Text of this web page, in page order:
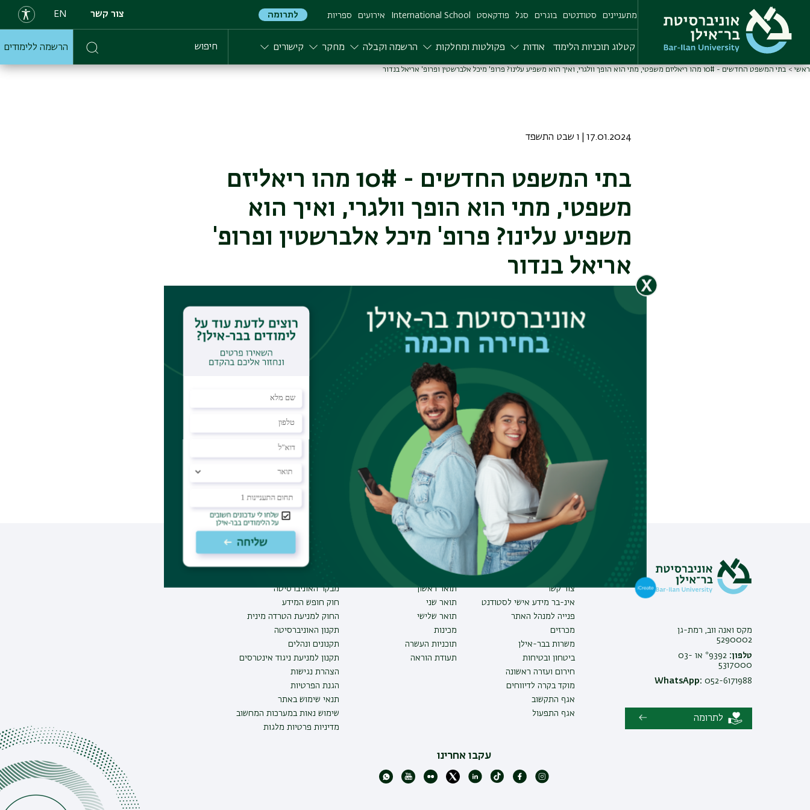
main
content
מתעניינים סטודנטים בוגרים סגל פודקאסט International School אירועים ספריות לתרומה צור קשר EN
קטלוג תוכניות הלימוד אודות פקולטות ומחלקות הרשמה וקבלה מחקר קישורים חיפוש הרשמה ללימודים
ראשי בתי המשפט החדשים - 10# מהו ריאליזם משפטי, מתי הוא הופך וולגרי, ואיך הוא משפיע עלינו? פרופ' מיכל אלברשטין ופרופ' אריאל בנדור
17.01.2024 | ו שבט התשפד
בתי המשפט החדשים - 10# מהו ריאליזם
משפטי, מתי הוא הופך וולגרי, ואיך הוא
משפיע עלינו? פרופ' מיכל אלברשטין ופרופ'
אריאל בנדור
המציאות המשפטית בישראל של 2024? פרופ' מיכל אלברשטין ופרופ' אריאל בנדור
מהפקולטה למשפטים מסבירים מהי תנועת הריאליזם המשפטי, כיצד היא התפתחה בעולם
ומדוע בישראל מיושמים עקרונותיה כריאליזם וולגארי? בנוסף, הם מסבירים כיצד ראוי
להתמודד עם ריאליזם משפטי מופרז באמצעות חינוך משפטי מעמיק ובינתחומי. עקבו אחרינו
https://bit.ly/whatsapp_channel_bardaat
מקס ואנה ווב, רמת-גן
5290002
טלפון:
9392* או 03-
5317000
WhatsApp: 052-6171988
לתרומה
צור קשר
אינ-בר מידע אישי לסטודנט
פנייה למנהל האתר
מכרזים
משרות בבר-אילן
ביטחון ובטיחות
חירום ועזרה ראשונה
מוקד בקרה לדיווחים
אגף התקשוב
אגף התפעול
תחומי לימוד
תואר ראשון
תואר שני
תואר שלישי
מכינות
תוכניות העשרה
תעודת הוראה
תקנות וביקורת
מבקר האוניברסיטה
חוק חופש המידע
החוק למניעת הטרדה מינית
תקנון האוניברסיטה
תקנונים ונהלים
תקנון למניעת ניגוד אינטרסים
הצהרת נגישות
הגנת הפרטיות
תנאי שימוש באתר
שימוש נאות במערכות המחשוב
מדיניות פרטיות מלגות
עקבו אחרינו